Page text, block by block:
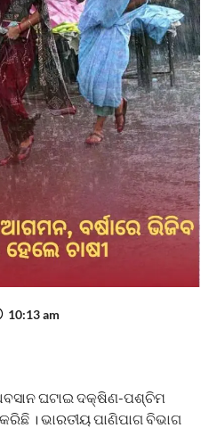
10:13 am
ଘଟାଇ ଦକ୍ଷିଣ-ପଶ୍ଚିମ
। ଭାରତୀୟ ପାଣିପାଗ ବିଭାଗ